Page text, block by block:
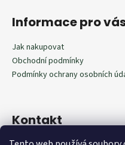
Informace pro
Jak nakupovat
Obchodní podmínky
Podmínky ochrany osobních
Kontakt